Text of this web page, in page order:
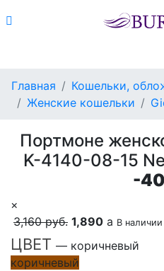
Главная
Кошельки,
Женские кошельки
Портмоне
K-4140-08-15
-
×
3,160 руб. 1,890 a В наличии
ЦВЕТ — коричневый
коричневый